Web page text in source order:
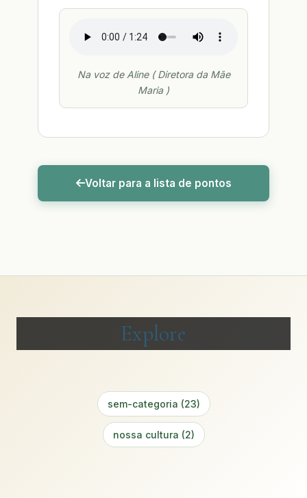
Na voz de Aline ( Diretora da Mãe
Maria )
Voltar para a lista de pontos
Explore
sem-categoria (23)
nossa cultura (2)